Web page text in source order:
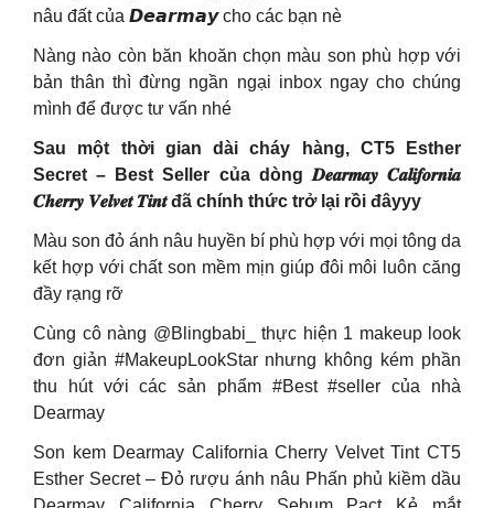
nâu đất của 𝘿𝙚𝙖𝙧𝙢𝙖𝙮 cho các bạn nè
Nàng nào còn băn khoăn chọn màu son phù hợp với
bản thân thì đừng ngần ngại inbox ngay cho chúng
mình để được tư vấn nhé
Sau một thời gian dài cháy hàng, CT5 Esther
Secret – Best Seller của dòng 𝑫𝒆𝒂𝒓𝒎𝒂𝒚 𝑪𝒂𝒍𝒊𝒇𝒐𝒓𝒏𝒊𝒂
𝑪𝒉𝒆𝒓𝒓𝒚 𝑽𝒆𝒍𝒗𝒆𝒕 𝑻𝒊𝒏𝒕 đã chính thức trở lại rồi đâyyy
Màu son đỏ ánh nâu huyền bí phù hợp với mọi tông da
kết hợp với chất son mềm mịn giúp đôi môi luôn căng
đầy rạng rỡ
Cùng cô nàng @Blingbabi_ thực hiện 1 makeup look
đơn giản #MakeupLookStar nhưng không kém phần
thu hút với các sản phẩm #Best #seller của nhà
Dearmay
Son kem Dearmay California Cherry Velvet Tint CT5
Esther Secret – Đỏ rượu ánh nâu Phấn phủ kiềm dầu